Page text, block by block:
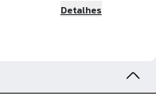
Detalhes